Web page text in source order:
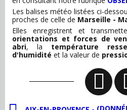
Les balises météo listées ci-
proches de celle de Marseille -
Elles enregistrent et
orientations et forces de
abri, la température
d'humidité et la valeur de